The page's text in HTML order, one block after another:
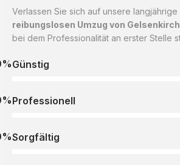
Verlassen Sie sich auf unsere
reibungslosen Umzug von
bei dem Professionalität an erster Stelle
Günstig
Professionell
Sorgfältig